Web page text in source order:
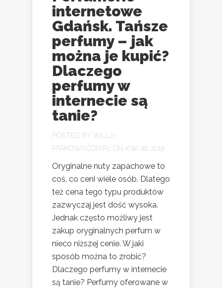
internetowe
Gdańsk. Tańsze
perfumy – jak
można je kupić?
Dlaczego
perfumy w
internecie są
tanie?
POSTED BY WILLA-
PARKOWA.COM.PL
ON KWI 26, 2018
Oryginalne nuty zapachowe to
coś, co ceni wiele osób. Dlatego
też cena tego typu produktów
zazwyczaj jest dość wysoka.
Jednak często możliwy jest
zakup oryginalnych perfum w
nieco niższej cenie. W jaki
sposób można to zrobić?
Dlaczego perfumy w internecie
są tanie? Perfumy oferowane w